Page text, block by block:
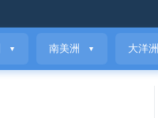
▼ 南美洲 ▼ 大洋洲